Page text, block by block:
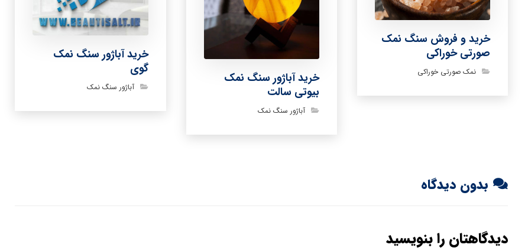
خرید و فروش سنگ نمک
صورتی خوراکی
نمک صورتی خوراکی
خرید آباژور سنگ نمک
بیوتی سالت
آباژور سنگ نمک
خرید آباژور سنگ نمک
گوی
آباژور سنگ نمک
بدون دیدگاه
دیدگاهتان را بنویسید